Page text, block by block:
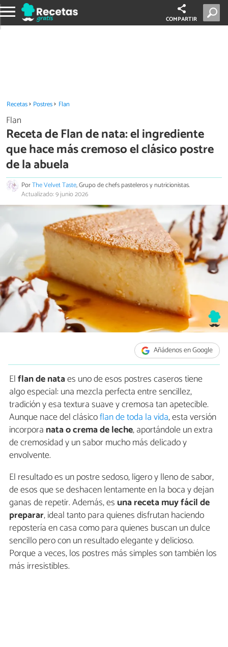
COMPARTIR
Recetas Postres Flan
Flan
Receta de Flan de nata: el ingrediente
que hace más cremoso el clásico postre
de la abuela
PorThe Velvet Taste, Grupo de chefs pasteleros y nutricionistas.
Actualizado: 9 junio 2026
Añádenos en Google
Elflan de nataes uno de esos postres caseros tiene
algo especial: una mezcla perfecta entre sencillez,
tradición y esa textura suave y cremosa tan apetecible.
Aunque nace del clásicoflan de toda la vida, esta versión
incorpora nata o crema de leche, aportándole un extra
de cremosidad y un sabor mucho más delicado y
envolvente.
El resultado es un postre sedoso, ligero y lleno de sabor,
de esos que se deshacen lentamente en la boca y dejan
ganas de repetir. Además, es una receta muy fácil de
preparar, ideal tanto para quienes disfrutan haciendo
repostería en casa como para quienes buscan un dulce
sencillo pero con un resultado elegante y delicioso.
Porque a veces, los postres más simples son también los
más irresistibles.